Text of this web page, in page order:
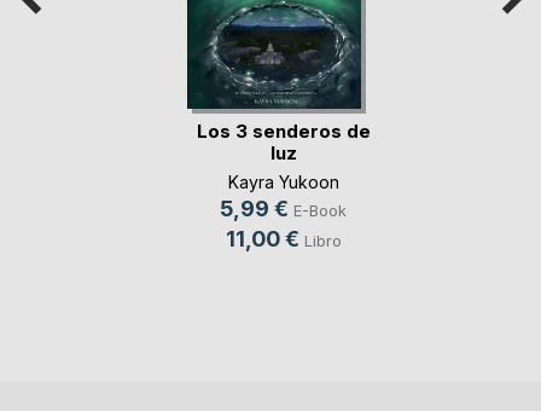
Los 3 senderos de
luz
Kayra Yukoon
5,99 € E-Book
11,00 € Libro